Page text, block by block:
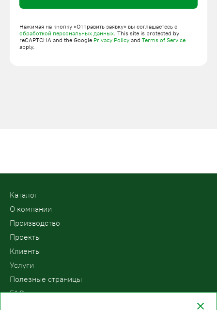
Нажимая на кнопку «Отправить заявку» вы соглашаетесь с
обработкой персональных данных. This site is protected by
reCAPTCHA and the Google Privacy Policy and Terms of Service
apply.
Kаталог
О компании
Производство
Проекты
Клиенты
Услуги
Полезные страницы
FAQ